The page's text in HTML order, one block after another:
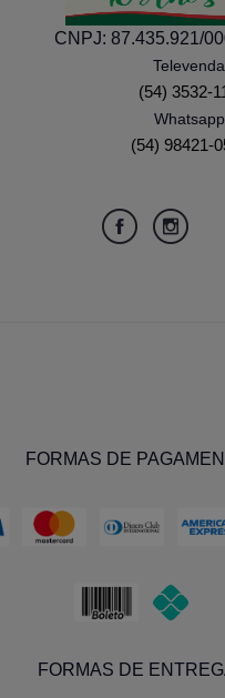
CNPJ: 87.435.921/
(54) 3532-
Whatsapp
(54) 98421-
FORMAS DE
FORMAS DE